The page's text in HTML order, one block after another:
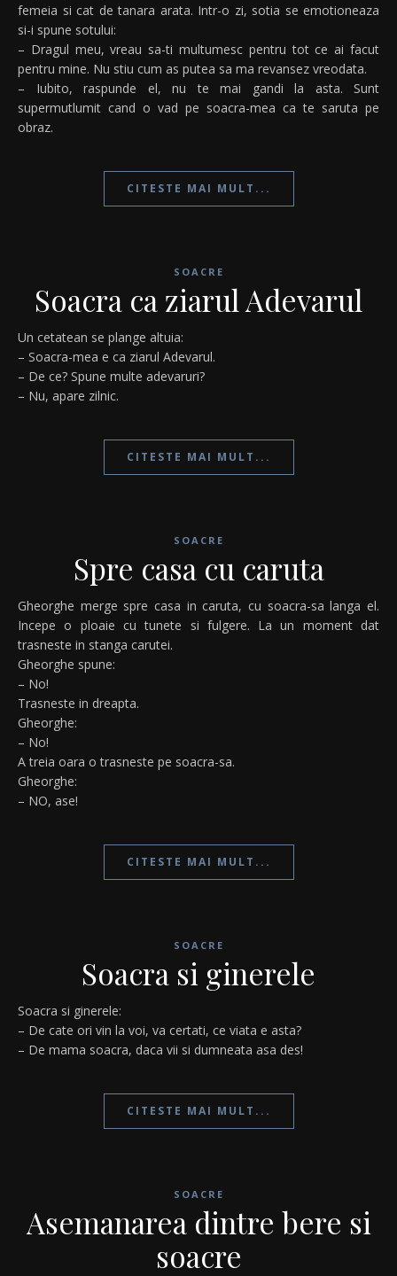
femeia si cat de tanara arata. Intr-o zi, sotia se emotioneaza
si-i spune sotului:
– Dragul meu, vreau sa-ti multumesc pentru tot ce ai facut
pentru mine. Nu stiu cum as putea sa ma revansez vreodata.
– Iubito, raspunde el, nu te mai gandi la asta. Sunt
supermutlumit cand o vad pe soacra-mea ca te saruta pe
obraz.
CITESTE MAI MULT...
SOACRE
Soacra ca ziarul Adevarul
Un cetatean se plange altuia:
– Soacra-mea e ca ziarul Adevarul.
– De ce? Spune multe adevaruri?
– Nu, apare zilnic.
CITESTE MAI MULT...
SOACRE
Spre casa cu caruta
Gheorghe merge spre casa in caruta, cu soacra-sa langa el.
Incepe o ploaie cu tunete si fulgere. La un moment dat
trasneste in stanga carutei.
Gheorghe spune:
– No!
Trasneste in dreapta.
Gheorghe:
– No!
A treia oara o trasneste pe soacra-sa.
Gheorghe:
– NO, ase!
CITESTE MAI MULT...
SOACRE
Soacra si ginerele
Soacra si ginerele:
– De cate ori vin la voi, va certati, ce viata e asta?
– De mama soacra, daca vii si dumneata asa des!
CITESTE MAI MULT...
SOACRE
Asemanarea dintre bere si
soacre